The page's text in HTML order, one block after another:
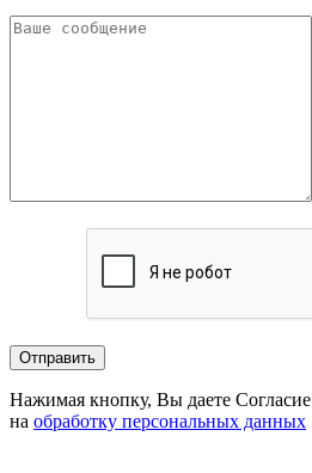
Нажимая кнопку, Вы даете Согласие
на обработку персональных данных